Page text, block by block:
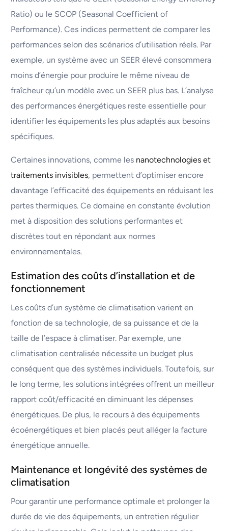
Ratio) ou le SCOP (Seasonal Coefficient of
Performance). Ces indices permettent de comparer les
performances selon des scénarios d’utilisation réels. Par
exemple, un système avec un SEER élevé consommera
moins d’énergie pour produire le même niveau de
fraîcheur qu’un modèle avec un SEER plus bas. L’analyse
des performances énergétiques reste essentielle pour
identifier les équipements les plus adaptés aux besoins
spécifiques.
Certaines innovations, comme les nanotechnologies et
traitements invisibles, permettent d’optimiser encore
davantage l’efficacité des équipements en réduisant les
pertes thermiques. Ce domaine en constante évolution
met à disposition des solutions performantes et
discrètes tout en répondant aux normes
environnementales.
Estimation des coûts d’installation et de
fonctionnement
Les coûts d’un système de climatisation varient en
fonction de sa technologie, de sa puissance et de la
taille de l’espace à climatiser. Par exemple, une
climatisation centralisée nécessite un budget plus
conséquent que des systèmes individuels. Toutefois, sur
le long terme, les solutions intégrées offrent un meilleur
rapport coût/efficacité en diminuant les dépenses
énergétiques. De plus, le recours à des équipements
écoénergétiques et bien placés peut alléger la facture
énergétique annuelle.
Maintenance et longévité des systèmes de
climatisation
Pour garantir une performance optimale et prolonger la
durée de vie des équipements, un entretien régulier